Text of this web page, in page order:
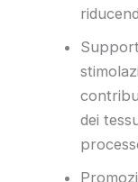
dei